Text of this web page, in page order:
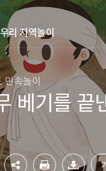
리 지역놀이
민속놀이
베기를 끝